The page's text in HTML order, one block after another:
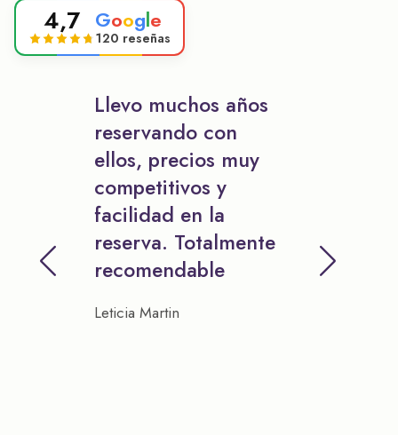
4,7 Google
120 reseñas
Llevo muchos años
reservando con
ellos, precios muy
competitivos y
facilidad en la
reserva. Totalmente
recomendable
Leticia Martin